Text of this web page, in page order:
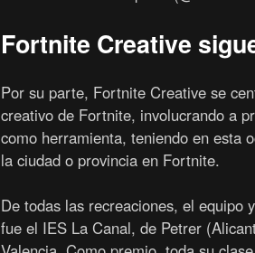
creativo de Fortnite, involucrando a
como herramienta, teniendo en esta
la ciudad o provincia en Fortnite.
fue el IES La Canal, de Petrer
Valencia. Como premio, toda su